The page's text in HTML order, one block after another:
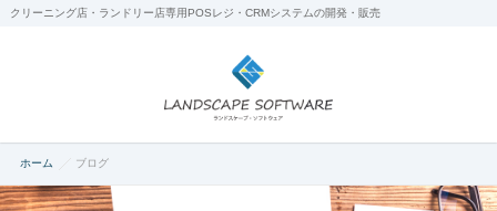
クリーニング店・ランドリー店専用POSレジ・CRMシステムの開発・販売
ホーム ブログ